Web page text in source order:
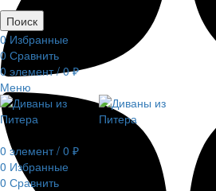
Поиск
0 Избранные
0 Сравнить
0 элемент / 0₽
Меню
0 элемент / 0 ₽
0 Избранные
0 Сравнить